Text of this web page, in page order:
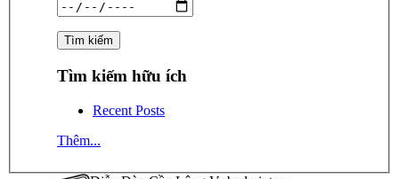
Tìm kiếm hữu ích
Recent Posts
Thêm...